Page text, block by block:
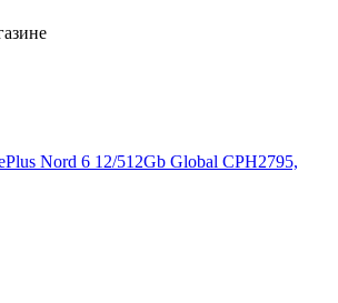
Nord 6 12/512Gb Global CPH2795,